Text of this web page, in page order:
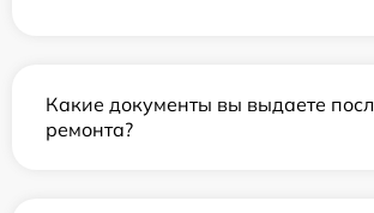
Какие документы вы выдаете
ремонта?